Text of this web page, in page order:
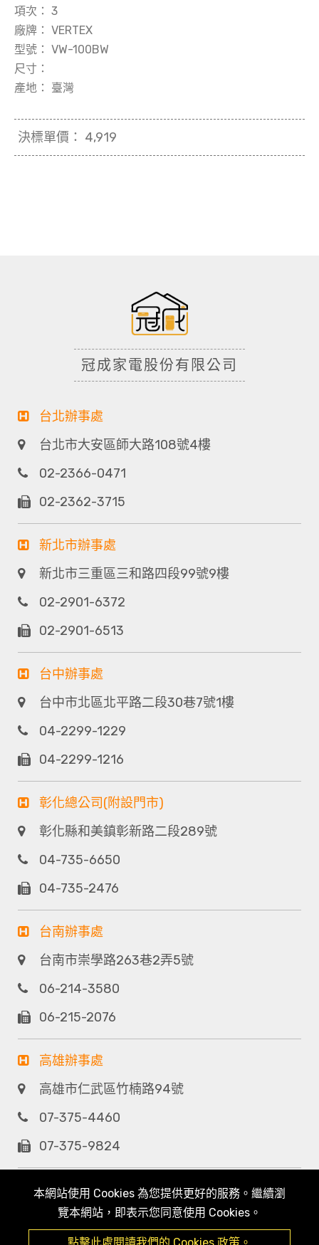
項次： 3
廠牌： VERTEX
型號： VW-100BW
尺寸：
產地：
臺灣
決標單價： 4,919
本網站使用 Cookies 為您提供更好的服務。繼續瀏
覽本網站，即表示您同意使用 Cookies。
冠成家電股份有限公司
台北辦事處
台北市大安區師大路108號4樓
02-2366-0471
02-2362-3715
新北市辦事處
新北市三重區三和路四段99號9樓
02-2901-6372
02-2901-6513
台中辦事處
台中市北區北平路二段30巷7號1樓
04-2299-1229
04-2299-1216
彰化總公司(附設門市)
彰化縣和美鎮彰新路二段289號
04-735-6650
04-735-2476
台南辦事處
台南市崇學路263巷2弄5號
06-214-3580
06-215-2076
高雄辦事處
高雄市仁武區竹楠路94號
07-375-4460
07-375-9824